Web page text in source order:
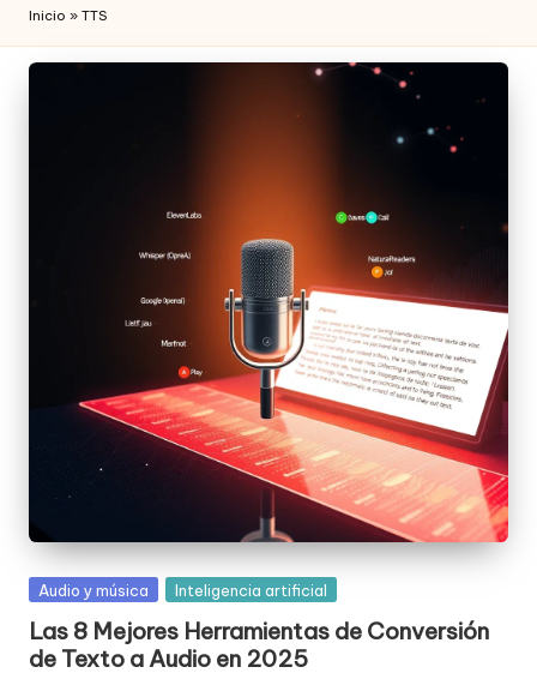
Inicio » TTS
Posted
Audio y música Inteligencia artificial
Las 8 Mejores Herramientas de Conversión
de Texto a Audio en 2025